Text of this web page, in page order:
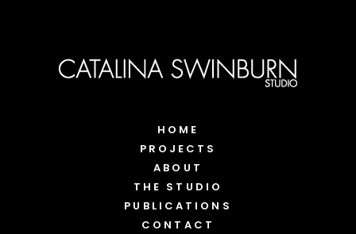
HOME
PROJECTS
ABOUT
THE STUDIO
PUBLICATIONS
CONTACT